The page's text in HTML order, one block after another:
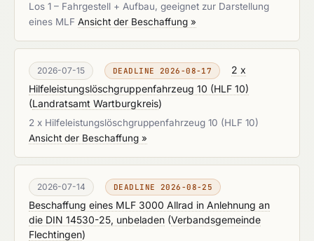
Los 1 – Fahrgestell + Aufbau, geeignet zur Darstellung
eines MLF Ansicht der Beschaffung »
2026-07-15 DEADLINE 2026-08-17
2 x
Hilfeleistungslöschgruppenfahrzeug 10 (HLF 10)
(Landratsamt Wartburgkreis)
2 x Hilfeleistungslöschgruppenfahrzeug 10 (HLF 10)
Ansicht der Beschaffung »
2026-07-14 DEADLINE 2026-08-25
Beschaffung eines MLF 3000 Allrad in Anlehnung an
die DIN 14530-25, unbeladen (Verbandsgemeinde
Flechtingen)